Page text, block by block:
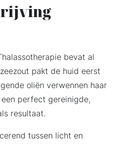
bevat al
pakt de huid eerst
oliën verwennen haar
perfect gereinigde,
resultaat.
tussen licht en